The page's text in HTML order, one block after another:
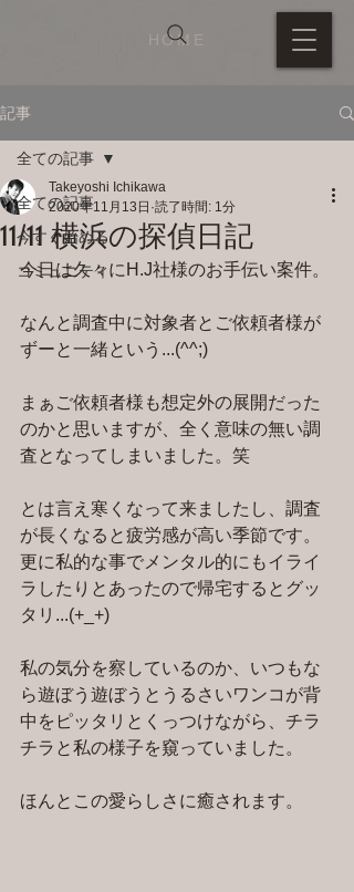
HOME
記事
全ての記事
今すぐ始める
コミュニティ
全ての記事
11/11 横浜の探偵日記
Takeyoshi Ichikawa
2020年11月13日 読了時間: 1分
今日は久々にH.J社様のお手伝い案件。
なんと調査中に対象者とご依頼者様が
ずーと一緒という...(^^;)
まぁご依頼者様も想定外の展開だった
のかと思いますが、全く意味の無い調
査となってしまいました。笑
とは言え寒くなって来ましたし、調査
が長くなると疲労感が高い季節です。
更に私的な事でメンタル的にもイライ
ラしたりとあったので帰宅するとグッ
タリ...(+_+)
私の気分を察しているのか、いつもな
ら遊ぼう遊ぼうとうるさいワンコが背
中をピッタリとくっつけながら、チラ
チラと私の様子を窺っていました。
ほんとこの愛らしさに癒されます。